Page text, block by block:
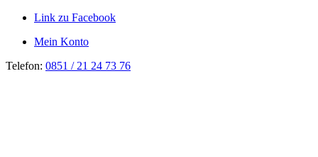
Link zu Facebook
Mein Konto
Telefon: 0851 / 21 24 73 76